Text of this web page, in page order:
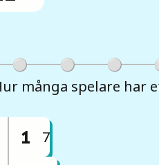
många spelare har
1 7